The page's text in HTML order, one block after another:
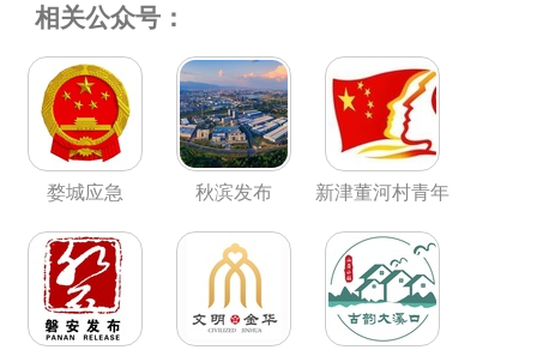
相关公众号：
婺城应急 秋滨发布 新津董河村青年